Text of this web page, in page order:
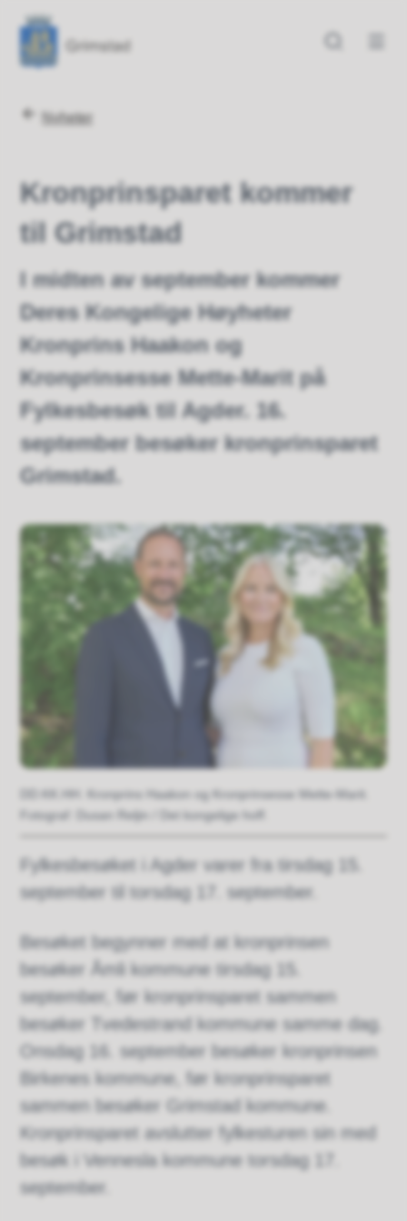
Grimstad kommune
Du er her:
Nyheter
Kronprinsparet kommer
til Grimstad
I midten av september kommer
Deres Kongelige Høyheter
Kronprins Haakon og
Kronprinsesse Mette-Marit på
Fylkesbesøk til Agder. 16.
september besøker kronprinsparet
Grimstad.
DD.KK.HH. Kronprins Haakon og Kronprinsesse Mette-Marit.
Dusan Reljin / Det kongelige hoff.
Fylkesbesøket i Agder varer fra tirsdag 15.
september til torsdag 17. september.
Besøket begynner med at kronprinsen
besøker Åmli kommune tirsdag 15.
september, før kronprinsparet sammen
besøker Tvedestrand kommune samme dag.
Onsdag 16. september besøker kronprinsen
Birkenes kommune, før kronprinsparet
sammen besøker Grimstad kommune.
Kronprinsparet avslutter fylkesturen sin med
besøk i Vennesla kommune torsdag 17.
september.